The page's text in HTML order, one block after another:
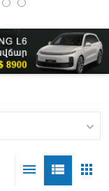
apps
view_list
menu